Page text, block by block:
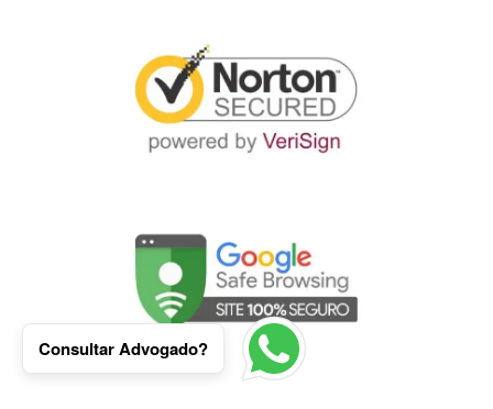
Consultar Advogado?